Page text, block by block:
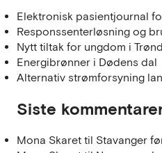
Elektronisk pasientjournal
Responssenterløsning og
Nytt tiltak for ungdom i
Energibrønner i Dødens dal
Alternativ strømforsyning
Siste
Mona Skaret til Stavanger